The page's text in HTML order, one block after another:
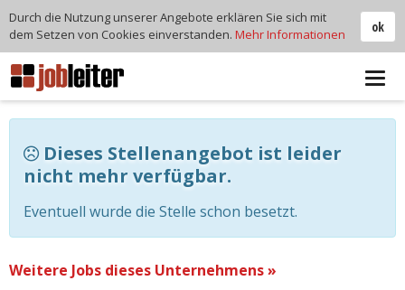
Dieses Stellenangebot ist leider
nicht mehr verfügbar.
Eventuell wurde die Stelle schon besetzt.
Weitere Jobs dieses Unternehmens »
ok
Durch die Nutzung unserer Angebote erklären Sie sich mit
dem Setzen von Cookies einverstanden. Mehr Informationen